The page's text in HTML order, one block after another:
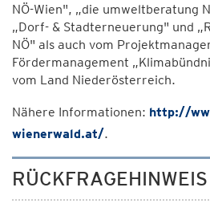
NÖ-Wien", „die umweltberatung
„Dorf- & Stadterneuerung" und
NÖ" als auch vom
Fördermanagement
vom Land Niederösterreich.
Nähere Informationen: http://
wienerwald.at/.
RÜCKFRAGEHINWEIS